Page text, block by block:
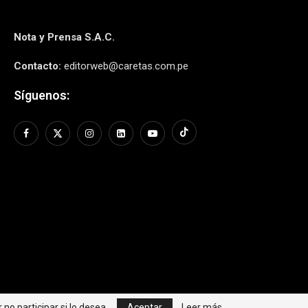
Nota y Prensa S.A.C.
Contacto: editorweb@caretas.com.pe
Síguenos: